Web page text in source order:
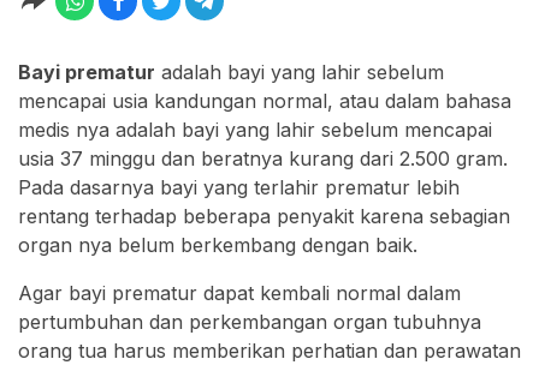
Bayi prematur adalah bayi yang lahir sebelum
mencapai usia kandungan normal, atau dalam bahasa
medis nya adalah bayi yang lahir sebelum mencapai
usia 37 minggu dan beratnya kurang dari 2.500 gram.
Pada dasarnya bayi yang terlahir prematur lebih
rentang terhadap beberapa penyakit karena sebagian
organ nya belum berkembang dengan baik.
Agar bayi prematur dapat kembali normal dalam
pertumbuhan dan perkembangan organ tubuhnya
orang tua harus memberikan perhatian dan perawatan